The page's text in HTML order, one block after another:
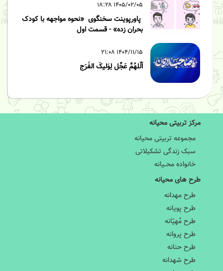
۱۴۰۵/۰۲/۰۵ ۱۸:۲۸
پاورپوینت سخنگوی «نحوه مواجهه با کودک
بحران زده» - قسمت اول
۱۴۰۴/۱۱/۱۵ ۲۱:۰۸
اَلّلهُمَّ عَجِّل لِوَلیکَ الفَرَج
مرکز تربیتی محیانه
مجموعه تربیتی محیانه
سبک زندگی تشکیلاتی
خانواده محــیانه
طرح های محیانه
طرح مهدانه
طرح پویانه
طرح مَُهیّانه
طرح پروانه
طرح حنانه
طرح شهدانه